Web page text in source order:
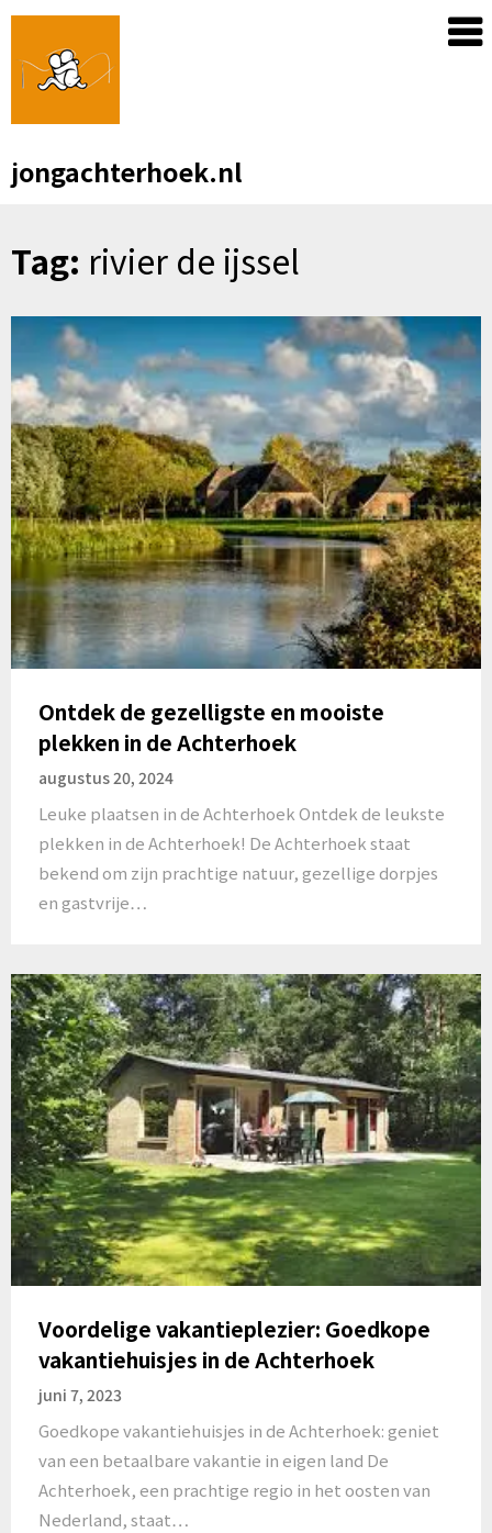
Skip
content
jongachterhoek.nl
Tag: rivier de ijssel
Ontdek de gezelligste en mooiste
plekken in de Achterhoek
augustus 20, 2024
Leuke plaatsen in de Achterhoek Ontdek de leukste
plekken in de Achterhoek! De Achterhoek staat
bekend om zijn prachtige natuur, gezellige dorpjes
en gastvrije…
Voordelige vakantieplezier: Goedkope
vakantiehuisjes in de Achterhoek
juni 7, 2023
Goedkope vakantiehuisjes in de Achterhoek: geniet
van een betaalbare vakantie in eigen land De
Achterhoek, een prachtige regio in het oosten van
Nederland, staat…